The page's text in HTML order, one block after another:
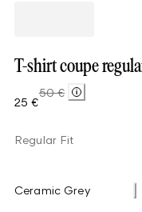
T-shirt coupe
25 €
50 €
Regular Fit
Ceramic Grey